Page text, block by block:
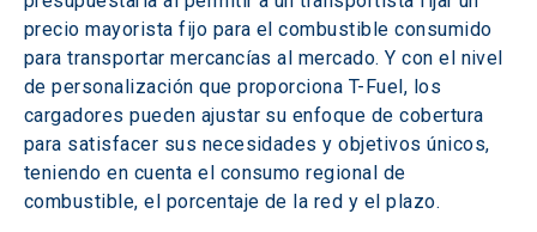
precio mayorista fijo para el combustible consumido
para transportar mercancías al mercado. Y con el nivel
de personalización que proporciona T-Fuel, los
cargadores pueden ajustar su enfoque de cobertura
para satisfacer sus necesidades y objetivos únicos,
teniendo en cuenta el consumo regional de
combustible, el porcentaje de la red y el plazo.